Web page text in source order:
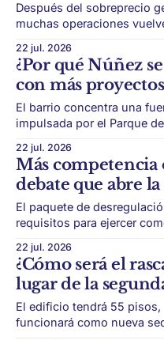
Después del sobreprecio
muchas operaciones
inmobiliario de CABA entró en
del impulso que generó el
muchos propietarios
expectativas.
22 jul. 2026
¿Por qué Núñez
con más
El barrio concentra una
impulsada por el Parque
gran escala. Núñez se transformó en uno de los grandes
protagonistas del mercado
años, dejó de ser visto
22 jul. 2026
Más
debate que abre
El paquete de
requisitos para ejercer
seguridad jurídica. El mercado inmobiliario podría quedar
atravesado por una nueva
Gobierno prepara un
alcanza a distintos
22 jul. 2026
¿Cómo será el
lugar de la
El edificio tendrá 55
funcionará como nueva